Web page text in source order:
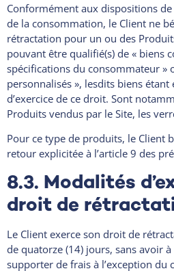
Conformément aux dispositions
de la consommation, le Client ne
rétractation pour un ou des
pouvant être qualifié(s) de « biens
spécifications du consommateur »
personnalisés », lesdits biens étant
d’exercice de ce droit. Sont
Produits vendus par le Site, les
Pour ce type de produits, le Client
retour explicitée à l’article 9 des
8.3. Modalités
droit de
Le Client exerce son droit de
de quatorze (14) jours, sans avoir
supporter de frais à l’exception du